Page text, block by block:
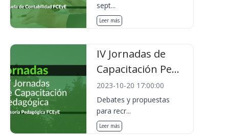
sept...
Leer más
IV Jornadas de
Capacitación Pe...
2023-10-20 17:00:00
Debates y propuestas
para recr...
Leer más